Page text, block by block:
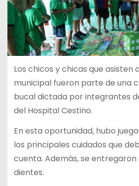
Los chicos y chicas que asisten
municipal fueron parte de una
bucal dictada por integrantes
del Hospital Cestino.
En esta oportunidad, hubo
los principales cuidados que
cuenta. Además, se entregaron
dientes.